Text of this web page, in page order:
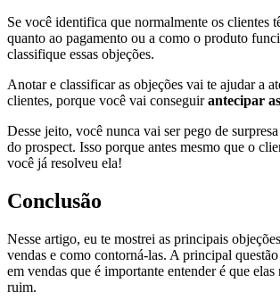
Se você identifica que normalmente os clientes
quanto ao pagamento ou a como o produto
classifique essas objeções.
Anotar e classificar as objeções vai te ajudar a
clientes, porque você vai conseguirantecipar
Desse jeito, você nunca vai ser pego de
do prospect. Isso porque antes mesmo que o
você já resolveu ela!
Conclusão
Nesse artigo, eu te mostrei as principais
vendas e como contorná-las. A principal
em vendas que é importante entender é que elas
ruim.